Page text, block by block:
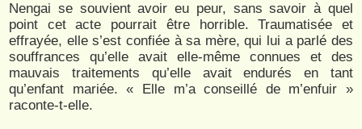
Nengai se souvient avoir eu peur, sans savoir à quel
point cet acte pourrait être horrible. Traumatisée et
effrayée, elle s’est confiée à sa mère, qui lui a parlé des
souffrances qu’elle avait elle-même connues et des
mauvais traitements qu’elle avait endurés en tant
qu’enfant mariée. « Elle m’a conseillé de m’enfuir »
raconte-t-elle.